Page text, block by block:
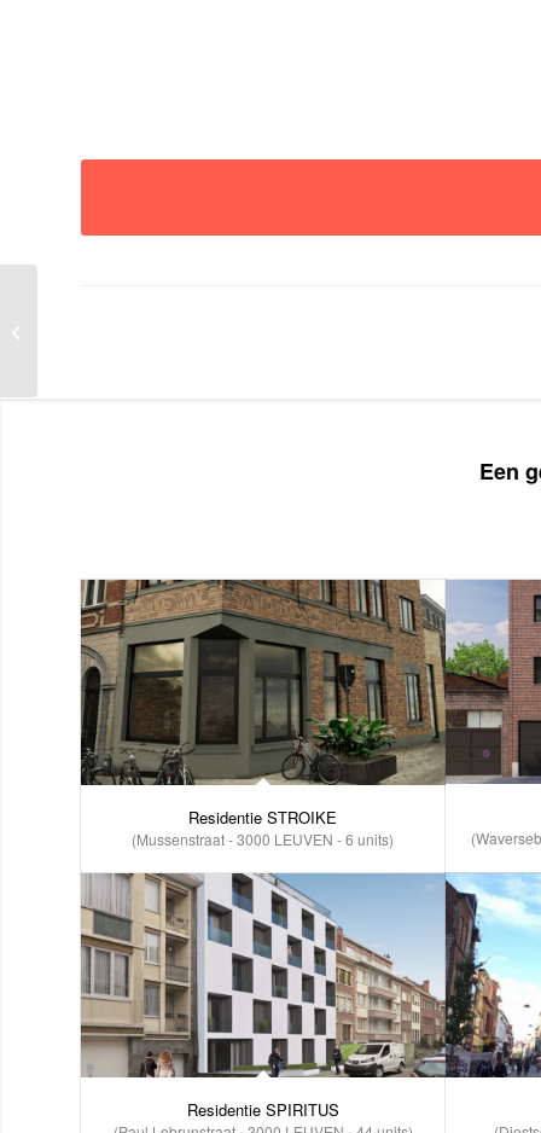
Een
Residentie STROIKE
(Mussenstraat - 3000 LEUVEN - 6 units)
Residentie SPIRITUS